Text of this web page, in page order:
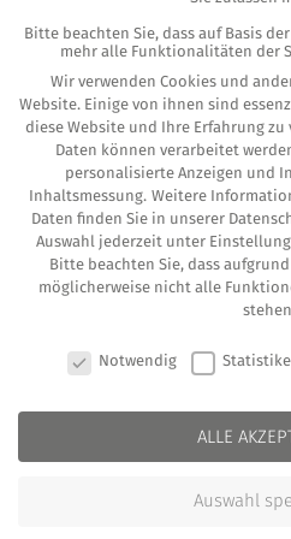
gens­be­ra­ter. Doch wie
Ver­mö­gens­be­ra­ter und
Bera­ter aus”
Man erkennt einen
in ers­ter Linie dar­an, dass
gemäß dem
Bun­des­an­stalt für
Anfor­de­run­gen müs­sen
kei­ne KWG-Lizenz
Den ver­trau­ens­vol­len und
Bitte beachten Sie, dass auf Basis
mehr alle Funktionalitäten der
Wir verwenden Cookies und
Website. Einige von ihnen sind
diese Website und Ihre Erfahrung zu
Daten können verarbeitet
personalisierte Anzeigen und
Inhaltsmessung. Weitere
Daten finden Sie in unserer
Auswahl jederzeit unter
Bitte beachten Sie, dass
möglicherweise nicht alle
Notwendig
ALLE
Auswahl